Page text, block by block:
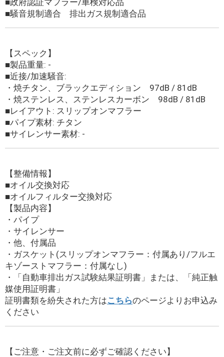
■騒音規制適合 排出ガス規制適合品
【スペック】
■製品重量: -
■近接/加速騒音:
・焼チタン、ブラックエディション 97dB / 81dB
・焼ステンレス、ステンレスカーボン 98dB / 81dB
■レイアウト: スリップオンマフラー
■パイプ素材: チタン
■サイレンサー素材: -
【整備情報】
■オイル交換対応
■オイルフィルター交換対応
【製品内容】
・パイプ
・サイレンサー
・他、付属品
・ガスケット(スリップオンマフラー：付属あり/フルエ
キゾーストマフラー：付属なし)
・「自動車排出ガス試験結果証明書」または、「純正触
媒使用証明書」
証明書類を紛失された方はこちらのページよりお申込み
ください
【ご注意・ご注文前に必ずご確認ください】